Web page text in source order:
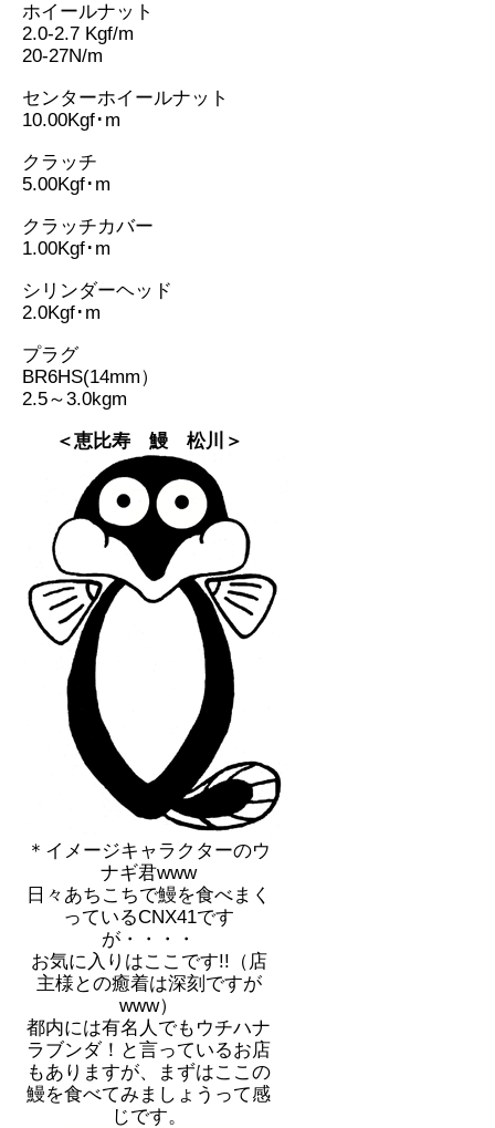
ホイールナット
2.0-2.7 Kgf/m
20-27N/m
センターホイールナット
10.00Kgf･m
クラッチ
5.00Kgf･m
クラッチカバー
1.00Kgf･m
シリンダーヘッド
2.0Kgf･m
プラグ
BR6HS(14mm）
2.5～3.0kgm
＜恵比寿 鰻 松川＞
＊イメージキャラクターのウ
ナギ君www
日々あちこちで鰻を食べまく
っているCNX41です
が・・・・
お気に入りはここです!!（店
主様との癒着は深刻ですが
www）
都内には有名人でもウチハナ
ラブンダ！と言っているお店
もありますが、まずはここの
鰻を食べてみましょうって感
じです。